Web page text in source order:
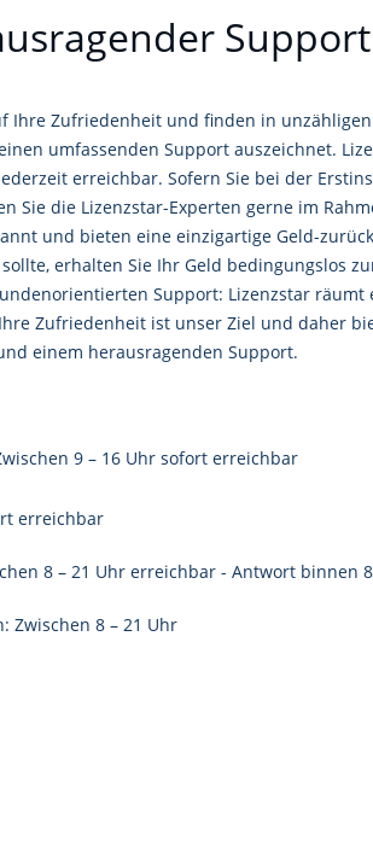
Ihre Zufriedenheit und finden in
umfassenden Support auszeichnet.
erreichbar. Sofern Sie bei der
Sie die Lizenzstar-Experten gerne im
und bieten eine einzigartige Geld-
erhalten Sie Ihr Geld bedingungslos
Support: Lizenzstar
Zufriedenheit ist unser Ziel und daher
einem herausragenden Support.
9 – 16 Uhr sofort erreichbar
erreichbar
8 – 21 Uhr erreichbar - Antwort binnen
Zwischen 8 – 21 Uhr